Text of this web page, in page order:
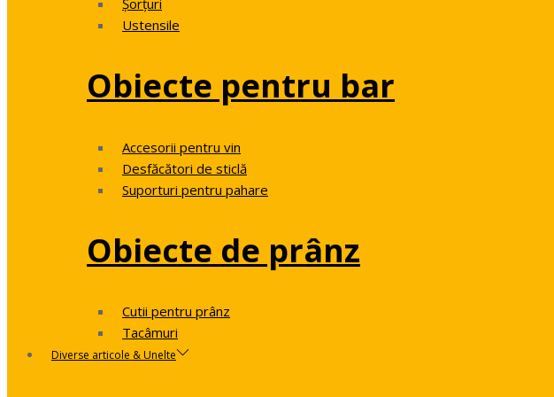
Ustensile
Obiecte pentru bar
Accesorii pentru vin
Desfăcători de sticlă
Suporturi pentru pahare
Obiecte de prânz
Cutii pentru prânz
Tacâmuri
Diverse articole & Unelte